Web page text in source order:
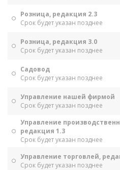
Розница, редакция 2.3
Срок будет указан позднее
Розница, редакция 3.0
Срок будет указан позднее
Садовод
Срок будет указан позднее
Управление нашей фирмой
Срок будет указан позднее
Управление
редакция 1.3
Срок будет указан позднее
Управление торговлей,
Срок будет указан позднее